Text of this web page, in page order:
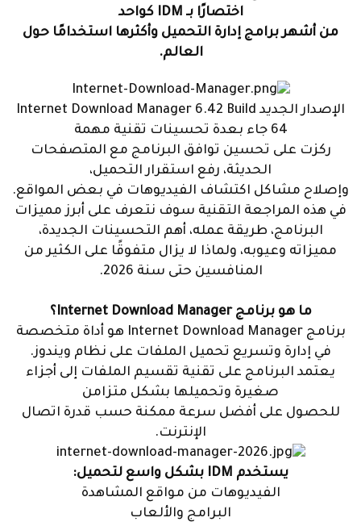
اختصارًا بـ IDM كواحد
من أشهر برامج إدارة التحميل وأكثرها استخدامًا حول
العالم.
الإصدار الجديد Internet Download Manager 6.42 Build
64 جاء بعدة تحسينات تقنية مهمة
ركزت على تحسين توافق البرنامج مع المتصفحات
الحديثة، رفع استقرار التحميل،
وإصلاح مشاكل اكتشاف الفيديوهات في بعض المواقع.
في هذه المراجعة التقنية سوف نتعرف على أبرز مميزات
البرنامج، طريقة عمله، أهم التحسينات الجديدة،
مميزاته وعيوبه، ولماذا لا يزال متفوقًا على الكثير من
المنافسين حتى سنة 2026.
ما هو برنامج Internet Download Manager؟
برنامج Internet Download Manager هو أداة متخصصة
في إدارة وتسريع تحميل الملفات على نظام ويندوز.
يعتمد البرنامج على تقنية تقسيم الملفات إلى أجزاء
صغيرة وتحميلها بشكل متزامن
للحصول على أفضل سرعة ممكنة حسب قدرة اتصال
الإنترنت.
يستخدم IDM بشكل واسع لتحميل:
الفيديوهات من مواقع المشاهدة
البرامج والألعاب